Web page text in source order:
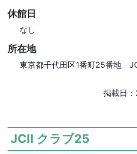
休館日
なし
所在地
東京都千代田区1番町25番地
掲載日
JCII クラブ25